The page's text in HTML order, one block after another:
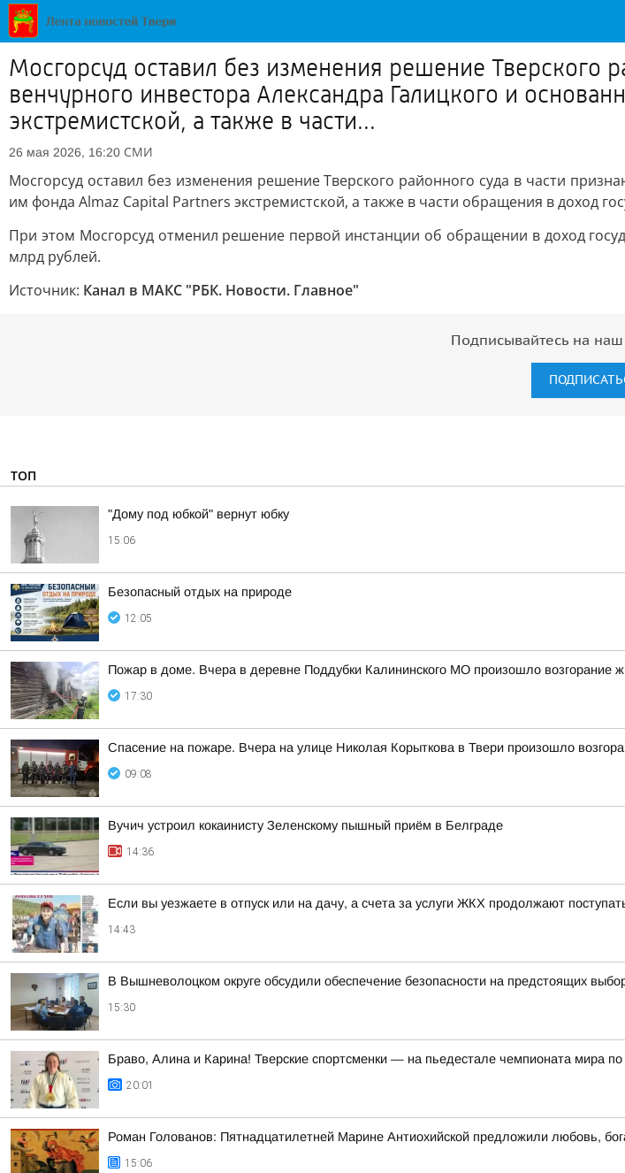
Мосгорсуд оставил без изменения решение Тверского
венчурного инвестора Александра Галицкого и
экстремистской, а также в части...
26 мая 2026, 16:20 СМИ
Мосгорсуд оставил без изменения решение Тверского районного суда в части
им фонда Almaz Capital Partners экстремистской, а также в части обращения в доход
При этом Мосгорсуд отменил решение первой инстанции об обращении в доход
млрд рублей.
Источник: Канал в МАКС "РБК. Новости. Главное"
Подписывайтесь на
ТОП
"Дому под юбкой" вернут юбку
15:06
Безопасный отдых на природе
12:05
Пожар в доме. Вчера в деревне Поддубки Калининского МО произошло возгорание
17:30
Спасение на пожаре. Вчера на улице Николая Корыткова в Твери произошло
09:08
Вучич устроил кокаинисту Зеленскому пышный приём в Белграде
14:36
Если вы уезжаете в отпуск или на дачу, а счета за услуги ЖКХ продолжают
14:43
В Вышневолоцком округе обсудили обеспечение безопасности на предстоящих
15:30
Браво, Алина и Карина! Тверские спортсменки — на пьедестале чемпионата мира
20:01
Роман Голованов: Пятнадцатилетней Марине Антиохийской предложили любовь,
15:06